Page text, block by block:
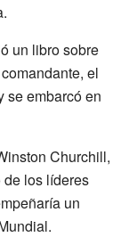
un libro sobre
el
se embarcó en
Churchill,
los líderes
un